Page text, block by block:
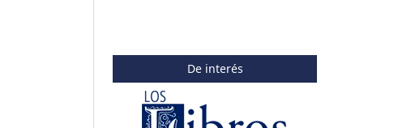
De interés